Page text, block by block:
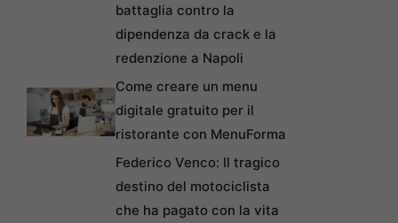
battaglia contro la
dipendenza da crack e la
redenzione a Napoli
Come creare un menu
digitale gratuito per il
ristorante con MenuForma
Federico Venco: Il tragico
destino del motociclista
che ha pagato con la vita